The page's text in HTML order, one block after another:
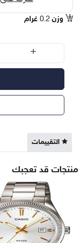
وزن 0.2 غرام
التقييمات
منتجات قد تعجبك